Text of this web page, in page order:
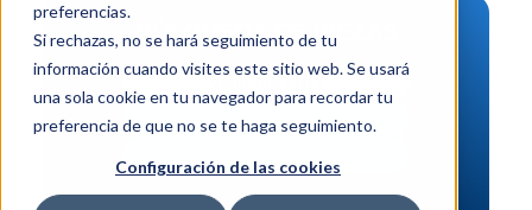
preferencias.
Si rechazas, no se hará seguimiento de tu
información cuando visites este sitio web. Se usará
una sola cookie en tu navegador para recordar tu
preferencia de que no se te haga seguimiento.
Configuración de las cookies
BÚSQUEDA DE PIEZAS
Vehículo | NIV
Pieza | N.º de intercambio